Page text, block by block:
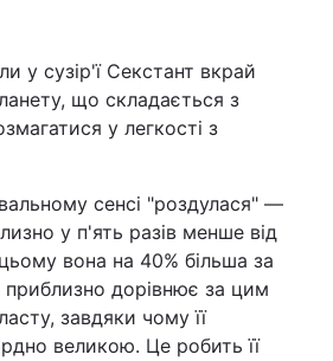
у сузір'ї Секстант вкрай
що складається з
у легкості з
сенсі "роздулася" —
у п'ять разів менше від
вона на 40% більша за
приблизно дорівнює за цим
завдяки чому її
великою. Це робить її